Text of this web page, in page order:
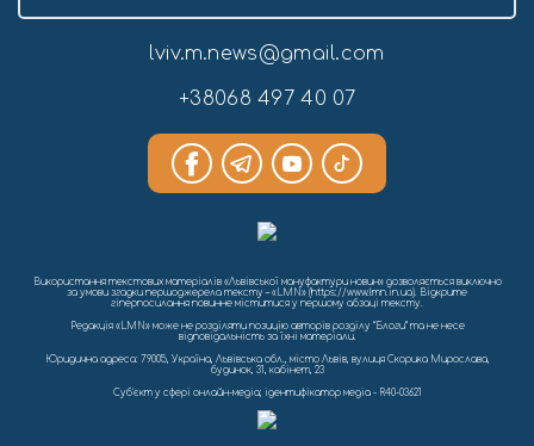
lviv.m.news@gmail.com
+38068 497 40 07
Використання текстових матеріалів «Львівської мануфактури новин» дозволяється виключно
за умови згадки першоджерела тексту – «LMN» (https://www.lmn.in.ua). Відкрите
гіперпосилання повинне міститися у першому абзаці тексту.
Редакція «LMN» може не розділяти позицію авторів розділу “Блоги” та не несе
відповідальність за їхні матеріали.
Юридична адреса: 79005, Україна, Львівська обл., місто Львів, вулиця Скорика Мирослава,
будинок, 31, кабінет, 23
Cуб'єкт у сфері онлайн-медіа; ідентифікатор медіа - R40-03621